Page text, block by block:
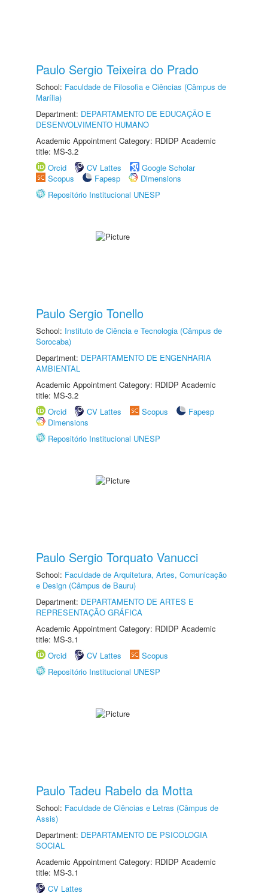
Paulo Sergio Teixeira do Prado
School: Faculdade de Filosofia e Ciências (Câmpus de
Marília)
Department: DEPARTAMENTO DE EDUCAÇÃO E
DESENVOLVIMENTO HUMANO
Academic Appointment Category: RDIDP Academic
title: MS-3.2
Orcid
CV Lattes
Google Scholar
Scopus
Fapesp
Dimensions
Repositório Institucional UNESP
Paulo Sergio Tonello
School: Instituto de Ciência e Tecnologia (Câmpus de
Sorocaba)
Department: DEPARTAMENTO DE ENGENHARIA
AMBIENTAL
Academic Appointment Category: RDIDP Academic
title: MS-3.2
Orcid
CV Lattes Scopus
Fapesp
Dimensions
Repositório Institucional UNESP
Paulo Sergio Torquato Vanucci
School: Faculdade de Arquitetura, Artes, Comunicação
e Design (Câmpus de Bauru)
Department: DEPARTAMENTO DE ARTES E
REPRESENTAÇÃO GRÁFICA
Academic Appointment Category: RDIDP Academic
title: MS-3.1
Orcid
CV Lattes
Scopus
Repositório Institucional UNESP
Paulo Tadeu Rabelo da Motta
School: Faculdade de Ciências e Letras (Câmpus de
Assis)
Department: DEPARTAMENTO DE PSICOLOGIA
SOCIAL
Academic Appointment Category: RDIDP Academic
title: MS-3.1
CV Lattes